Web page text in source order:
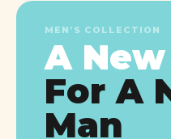
MEN’S COLLECTION
A
For A
Man